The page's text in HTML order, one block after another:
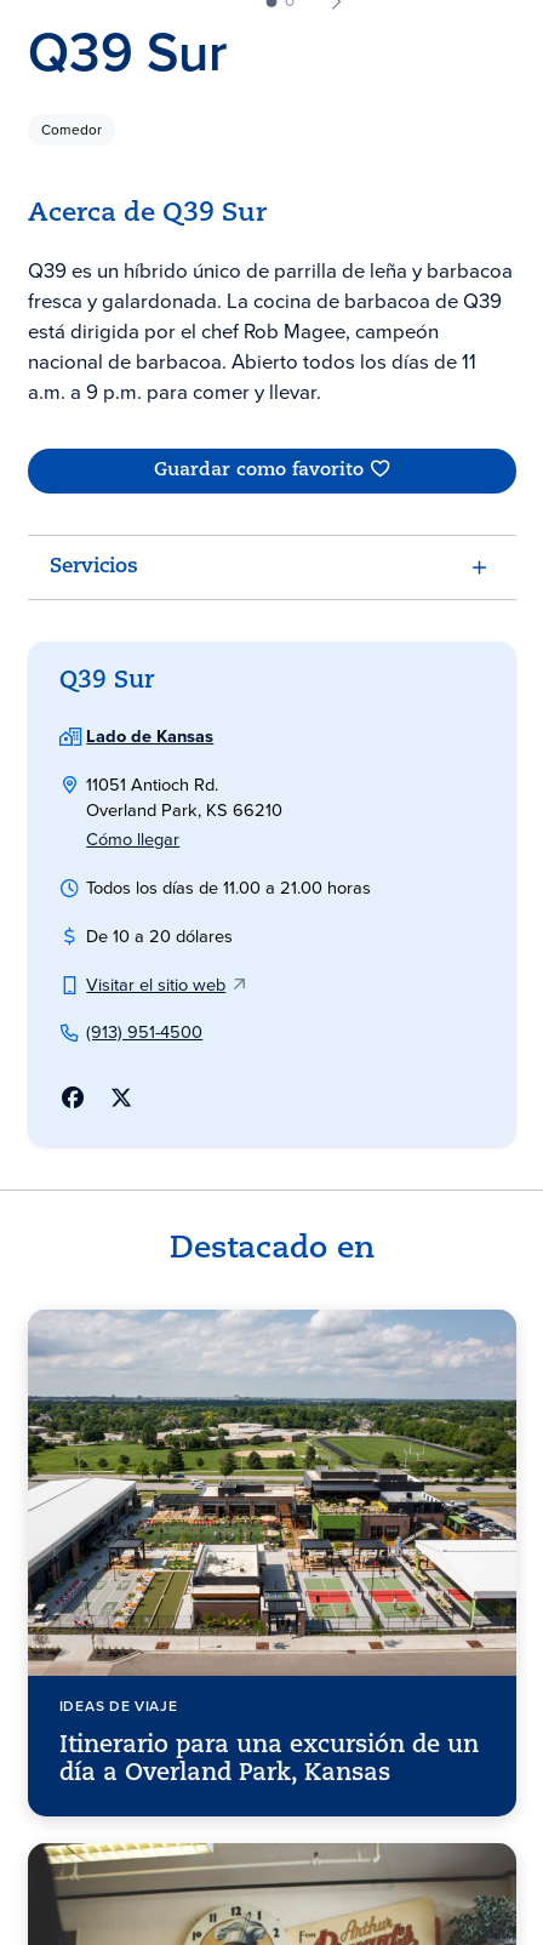
Q39 Sur
Comedor
Acerca de Q39 Sur
Q39 es un híbrido único de parrilla de leña y barbacoa
fresca y galardonada. La cocina de barbacoa de Q39
está dirigida por el chef Rob Magee, campeón
nacional de barbacoa. Abierto todos los días de 11
a.m. a 9 p.m. para comer y llevar.
Guardar como favorito
Servicios
Q39 Sur
Lado de Kansas
11051 Antioch Rd.
Overland Park, KS 66210
Cómo llegar
Todos los días de 11.00 a 21.00 horas
De 10 a 20 dólares
Visitar el sitio web
(913) 951-4500
Destacado en
IDEAS DE VIAJE
Itinerario para una excursión de un
día a Overland Park, Kansas